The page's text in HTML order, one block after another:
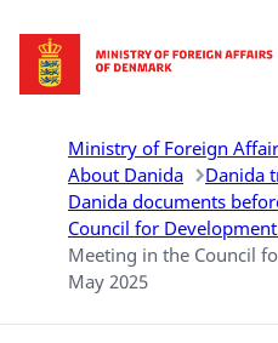
Go to frontpage
Ministry of Foreign
About Danida
Danida
Danida documents
Council for
Meeting in the Council
May 2025